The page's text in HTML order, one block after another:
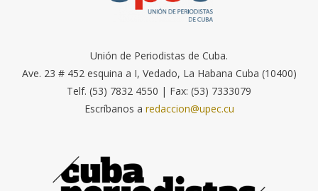
Unión de Periodistas de Cuba.
Ave. 23 # 452 esquina a I, Vedado, La Habana Cuba (10400)
Telf. (53) 7832 4550 | Fax: (53) 7333079
Escríbanos a redaccion@upec.cu